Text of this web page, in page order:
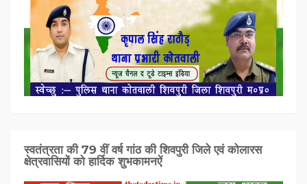
स्वतंत्रता की 79 वीं वर्ष गांठ की शिवपुरी जिले एवं कोलारस
क्षेत्रवासियों को हार्दिक शुभकामनऐं